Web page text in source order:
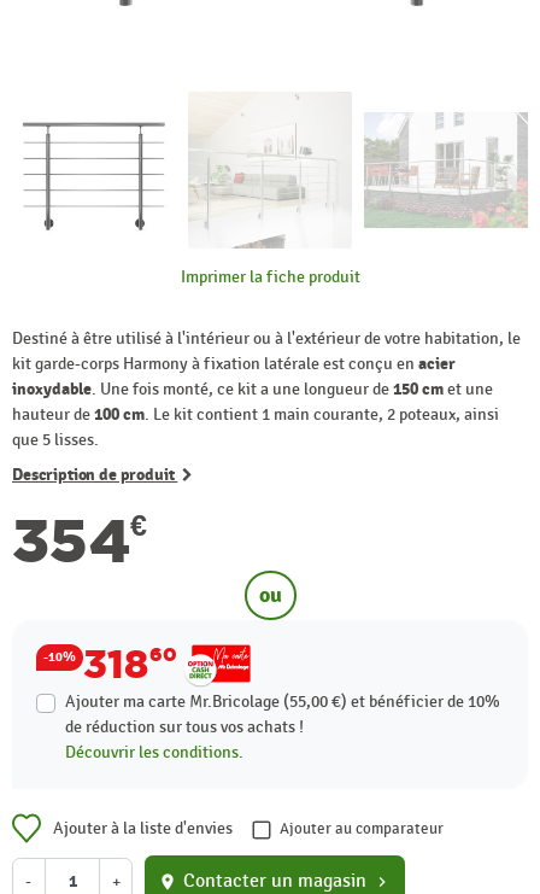
Imprimer la fiche produit
Destiné à être utilisé à l'intérieur ou à l'extérieur de votre habitation, le
kit garde-corps Harmony à fixation latérale est conçu en acier
inoxydable. Une fois monté, ce kit a une longueur de150 cmet une
hauteur de100 cm. Le kit contient 1 main courante, 2 poteaux, ainsi
que 5 lisses.
Description de produit
354€
ou
-10% 31860
Ajouter ma carte Mr.Bricolage (55,00 €) et bénéficier de 10%
de réduction sur tous vos achats !
Découvrir les conditions.
Ajouter à la liste d'envies Ajouter au comparateur
- + location_on Contacter un magasin chevron_right